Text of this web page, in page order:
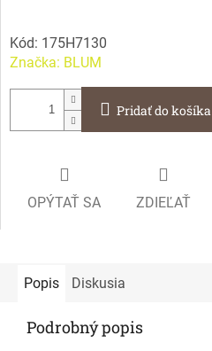
Kód: 175H7130
Značka: BLUM
Pridať do košíka
OPÝTAŤ SA ZDIEĽAŤ
Popis Diskusia
Podrobný popis